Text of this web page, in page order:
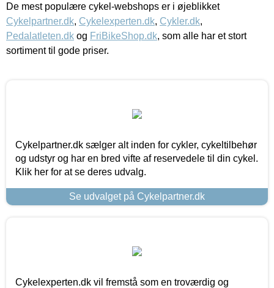
De mest populære cykel-webshops er i øjeblikket
Cykelpartner.dk, Cykelexperten.dk, Cykler.dk,
Pedalatleten.dk og FriBikeShop.dk, som alle har et stort
sortiment til gode priser.
Cykelpartner.dk sælger alt inden for cykler, cykeltilbehør
og udstyr og har en bred vifte af reservedele til din cykel.
Klik her for at se deres udvalg.
Se udvalget på Cykelpartner.dk
Cykelexperten.dk vil fremstå som en troværdig og